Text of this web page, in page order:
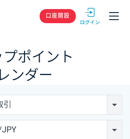
GMOクリック
口座開設
ポイント
ンダー
JPY